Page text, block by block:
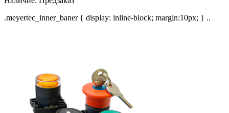
.meyertec_inner_baner { display: inline-block; margin:10px; } ..